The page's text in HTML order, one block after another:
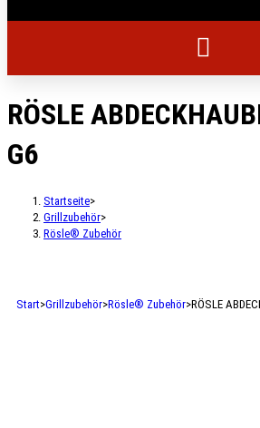
RÖSLE
G6
Startseite>
Grillzubehör>
Rösle® Zubehör
Start>Grillzubehör>Rösle® Zubehör>RÖSLE